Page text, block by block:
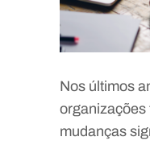
Nos últimos
organizações
mudanças